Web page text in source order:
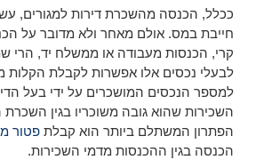
ככלל, הכנסה מהשכרת דירות למגורים,
חייבת במס. אולם מאחר ולא מדובר על
קרי, הכנסות מעבודה או ממשלח יד,
לבעלי נכסים אלו אפשרות לקבלת הקלות
למספר הנכסים המושכרים על ידי בעל
השכירות שהוא גובה משוכריו בגין
הפתרון המשתלם ביותר הוא קבלת פטור
הכנסה בגין ההכנסות מדמי השכירות.